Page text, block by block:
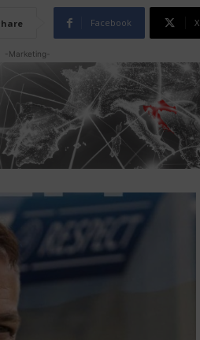
Facebook X
-Marketing-